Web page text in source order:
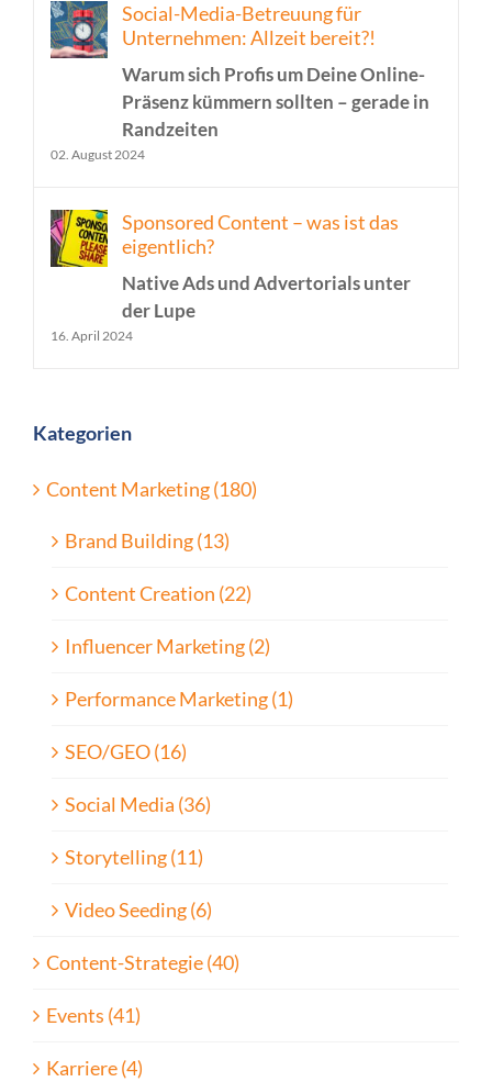
Social-Media-Betreuung für
Unternehmen: Allzeit bereit?!
Warum sich Profis um Deine Online-
Präsenz kümmern sollten – gerade in
Randzeiten
02. August 2024
Sponsored Content – was ist das
eigentlich?
Native Ads und Advertorials unter
der Lupe
16. April 2024
Kategorien
Content Marketing (180)
Brand Building (13)
Content Creation (22)
Influencer Marketing (2)
Performance Marketing (1)
SEO/GEO (16)
Social Media (36)
Storytelling (11)
Video Seeding (6)
Content-Strategie (40)
Events (41)
Karriere (4)